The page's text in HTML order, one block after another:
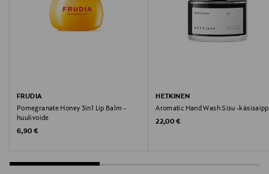
FRUDIA
Pomegranate Honey 3in1 Lip Balm -
huulivoide
Original Price
6,90 €
HETKINEN
Aromatic Hand Wash Sisu -
Original Price
22,00 €